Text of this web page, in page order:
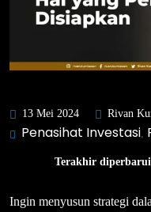
13 Mei 2024 Rivan
Penasihat Investasi
Terakhir diperbarui
Ingin menyusun strategi